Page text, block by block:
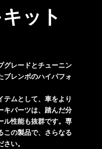
ット
グレードとチューニン
ブレンボのハイパフォ
テムとして、車をより
キパーツは、踏んだ分
ル性能も抜群です。専
この製品で、さらなる
い。